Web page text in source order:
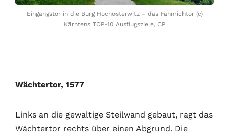
Eingangstor in die Burg Hochosterwitz – das Fähnrichtor (c)
Kärntens TOP-10 Ausflugsziele, CP
Wächtertor, 1577
Links an die gewaltige Steilwand gebaut, ragt das
Wächtertor rechts über einen Abgrund. Die